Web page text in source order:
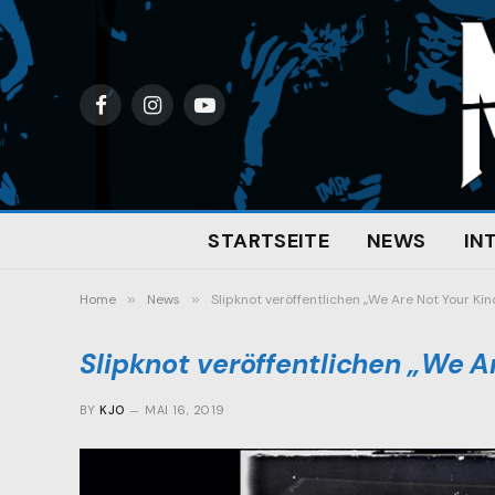
FacebookInstagramYouTube
STARTSEITE NEWS
Home » News » Slipknot veröffentlichen „We Are Not Your
Slipknot veröffentlichen „We
BY KJO MAI 16, 2019